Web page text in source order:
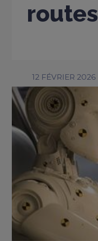
routes
12 FÉVRIER 2026